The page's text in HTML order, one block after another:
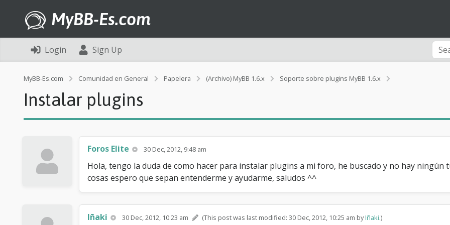
MyBB-Es.com
Login
Sign Up
MyBB-Es.com Comunidad en General Papelera (Archivo) MyBB 1.6.x Soporte sobre plugins MyBB 1.6.x
a
a
l
i
Instalar plugins
Foros Elite 30 Dec, 2012, 9:48 am
Hola, tengo la duda de como hacer para instalar plugins a mi foro, he buscado y no hay ningún
cosas espero que sepan entenderme y ayudarme, saludos ^^
Iñaki 30 Dec, 2012, 10:23 am (This post was last modified: 30 Dec, 2012, 10:25 am byIñaki.)